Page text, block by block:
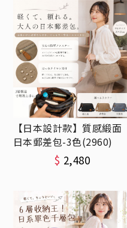
【日本設計款】質感緞面
日本郵差包-3色(2960)
$ 2,480